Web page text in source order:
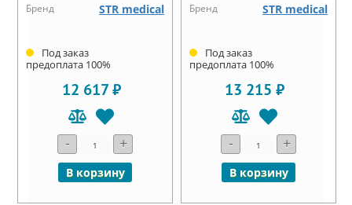
Бренд STR medical
Под заказ
предоплата 100%
12 617 ₽
- +
В корзину
Бренд STR medical
Под заказ
предоплата 100%
13 215 ₽
- +
В корзину